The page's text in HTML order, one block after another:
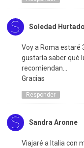
Soledad Hurtado
Voy a Roma estaré
gustaría saber qué
recomiendan…
Gracias
Responder
Sandra Aronne
Viajaré a Italia con